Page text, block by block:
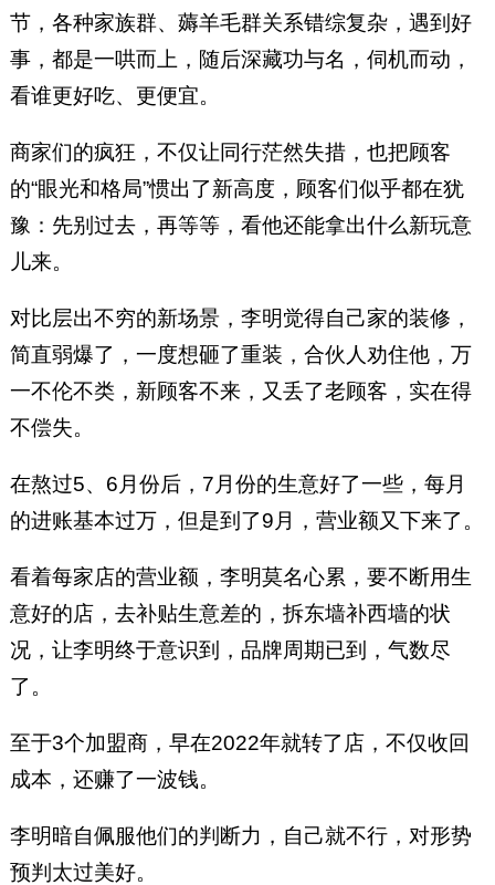
节，各种家族群、薅羊毛群关系错综复杂，遇到好
事，都是一哄而上，随后深藏功与名，伺机而动，
看谁更好吃、更便宜。
商家们的疯狂，不仅让同行茫然失措，也把顾客
的“眼光和格局”惯出了新高度，顾客们似乎都在犹
豫：先别过去，再等等，看他还能拿出什么新玩意
儿来。
对比层出不穷的新场景，李明觉得自己家的装修，
简直弱爆了，一度想砸了重装，合伙人劝住他，万
一不伦不类，新顾客不来，又丢了老顾客，实在得
不偿失。
在熬过5、6月份后，7月份的生意好了一些，每月
的进账基本过万，但是到了9月，营业额又下来了。
看着每家店的营业额，李明莫名心累，要不断用生
意好的店，去补贴生意差的，拆东墙补西墙的状
况，让李明终于意识到，品牌周期已到，气数尽
了。
至于3个加盟商，早在2022年就转了店，不仅收回
成本，还赚了一波钱。
李明暗自佩服他们的判断力，自己就不行，对形势
预判太过美好。